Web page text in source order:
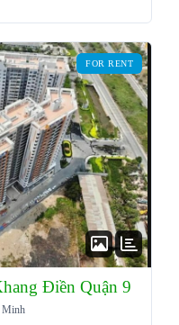
FOR RENT
Điền Quận 9
Minh